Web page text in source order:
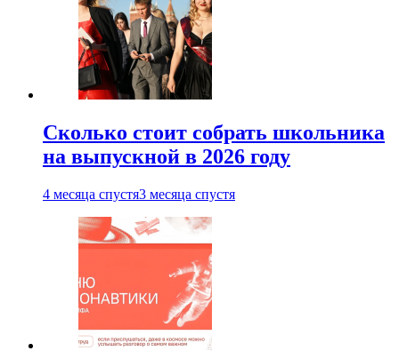
Сколько стоит собрать школьника
на выпускной в 2026 году
4 месяца спустя3 месяца спустя